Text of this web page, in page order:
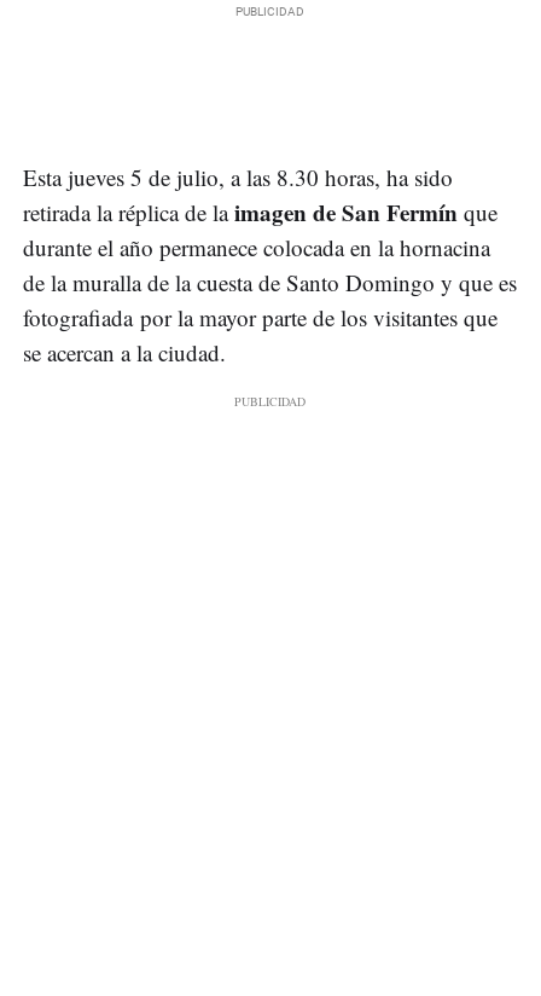
Esta jueves 5 de julio, a las 8.30 horas, ha sido
retirada la réplica de laimagen de San Fermín que
durante el año permanece colocada en la hornacina
de la muralla de la cuesta de Santo Domingo y que es
fotografiada por la mayor parte de los visitantes que
se acercan a la ciudad.